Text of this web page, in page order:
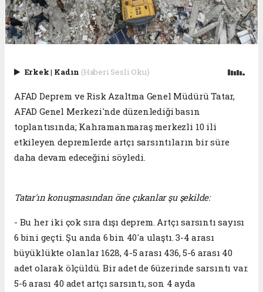
Erkek| Kadın (Haberi Sesli Oku)
AFAD Deprem ve Risk Azaltma Genel Müdürü Tatar,
AFAD Genel Merkezi'nde düzenlediği basın
toplantısında; Kahramanmaraş merkezli 10 ili
etkileyen depremlerde artçı sarsıntıların bir süre
daha devam edeceğini söyledi.
Tatar'ın konuşmasından öne çıkanlar şu şekilde:
- Bu her iki çok sıra dışı deprem. Artçı sarsıntı sayısı
6 bini geçti. Şu anda 6 bin 40'a ulaştı. 3-4 arası
büyüklükte olanlar 1628, 4-5 arası 436, 5-6 arası 40
adet olarak ölçüldü. Bir adet de 6üzerinde sarsıntı var.
5-6 arası 40 adet artçı sarsıntı, son 4 ayda